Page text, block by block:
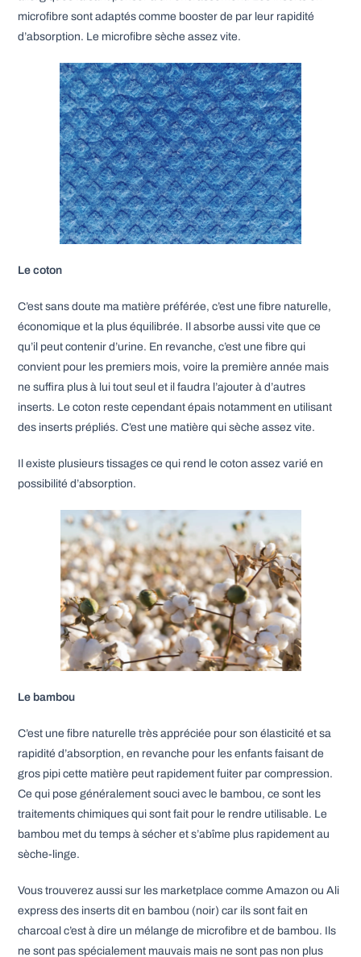
microfibre sont adaptés comme booster de par leur rapidité
d’absorption. Le microfibre sèche assez vite.
Le coton
C’est sans doute ma matière préférée, c’est une fibre naturelle,
économique et la plus équilibrée. Il absorbe aussi vite que ce
qu’il peut contenir d’urine. En revanche, c’est une fibre qui
convient pour les premiers mois, voire la première année mais
ne suffira plus à lui tout seul et il faudra l’ajouter à d’autres
inserts. Le coton reste cependant épais notamment en utilisant
des inserts prépliés. C’est une matière qui sèche assez vite.
Il existe plusieurs tissages ce qui rend le coton assez varié en
possibilité d’absorption.
Le bambou
C’est une fibre naturelle très appréciée pour son élasticité et sa
rapidité d’absorption, en revanche pour les enfants faisant de
gros pipi cette matière peut rapidement fuiter par compression.
Ce qui pose généralement souci avec le bambou, ce sont les
traitements chimiques qui sont fait pour le rendre utilisable. Le
bambou met du temps à sécher et s’abîme plus rapidement au
sèche-linge.
Vous trouverez aussi sur les marketplace comme Amazon ou Ali
express des inserts dit en bambou (noir) car ils sont fait en
charcoal c’est à dire un mélange de microfibre et de bambou. Ils
ne sont pas spécialement mauvais mais ne sont pas non plus